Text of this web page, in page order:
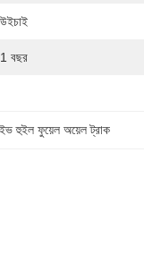
উইচাই
1 বছর
হুইল ফুয়েল অয়েল ট্রাক